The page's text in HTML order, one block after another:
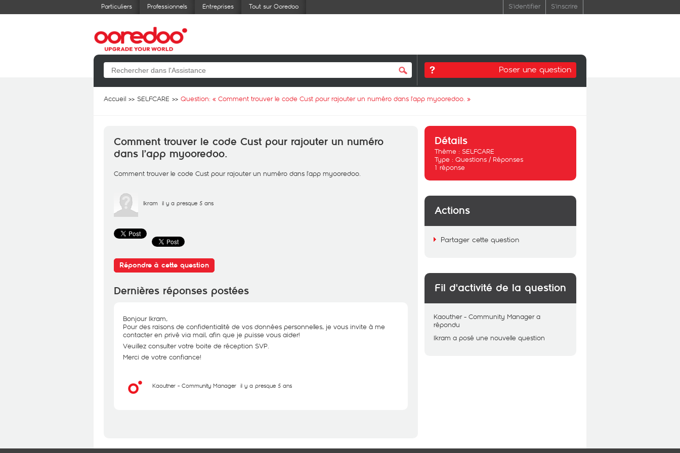
Particuliers Professionnels Entreprises Tout sur Ooredoo S'identifier S'inscrire
Poser une question
Accueil SELFCARE Question: « Comment trouver le code Cust pour rajouter un numéro dans l’app myooredoo. »
Comment trouver le code Cust pour rajouter un numéro
dans l’app myooredoo.
Comment trouver le code Cust pour rajouter un numéro dans l’app myooredoo.
Ikram il y a presque 5 ans
Répondre à cette question
Dernières réponses postées
Bonjour Ikram,
Pour des raisons de confidentialité de vos données personnelles, je vous invite à me
contacter en privé via mail, afin que je puisse vous aider!
Veuillez consulter votre boite de réception SVP.
Merci de votre confiance!
Kaouther - Community Manager il y a presque 5 ans
Détails
Thème : SELFCARE
Type : Questions / Réponses
1 réponse
Actions
Partager cette question
Fil d'activité de la question
Kaouther - Community Manager a
répondu
Ikram a posé une nouvelle question